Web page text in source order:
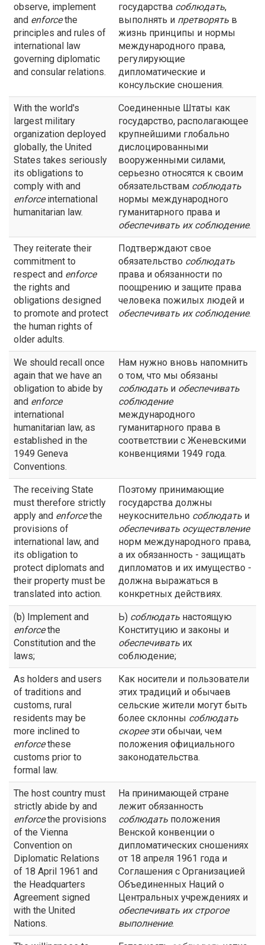
observe, implement
and enforcethe
principles and rules of
international law
governing diplomatic
and consular relations.
государства соблюдать,
выполнять и претворять в
жизнь принципы и нормы
международного права,
регулирующие
дипломатические и
консульские сношения.
With the world's
largest military
organization deployed
globally, the United
States takes seriously
its obligations to
comply with and
enforceinternational
humanitarian law.
Соединенные Штаты как
государство, располагающее
крупнейшими глобально
дислоцированными
вооруженными силами,
серьезно относятся к своим
обязательствам соблюдать
нормы международного
гуманитарного права и
обеспечивать их соблюдение.
They reiterate their
commitment to
respect and enforce
the rights and
obligations designed
to promote and protect
the human rights of
older adults.
Подтверждают свое
обязательство соблюдать
права и обязанности по
поощрению и защите права
человека пожилых людей и
обеспечивать их соблюдение.
We should recall once
again that we have an
obligation to abide by
and enforce
international
humanitarian law, as
established in the
1949 Geneva
Conventions.
Нам нужно вновь напомнить
о том, что мы обязаны
соблюдать и обеспечивать
соблюдение
международного
гуманитарного права в
соответствии с Женевскими
конвенциями 1949 года.
The receiving State
must therefore strictly
apply and enforcethe
provisions of
international law, and
its obligation to
protect diplomats and
their property must be
translated into action.
Поэтому принимающие
государства должны
неукоснительно соблюдать и
обеспечивать осуществление
норм международного права,
а их обязанность - защищать
дипломатов и их имущество -
должна выражаться в
конкретных действиях.
(b) Implement and
enforcethe
Constitution and the
laws;
Ь) соблюдать настоящую
Конституцию и законы и
обеспечивать их
соблюдение;
As holders and users
of traditions and
customs, rural
residents may be
more inclined to
enforcethese
customs prior to
formal law.
Как носители и пользователи
этих традиций и обычаев
сельские жители могут быть
более склонны соблюдать
скорееэти обычаи, чем
положения официального
законодательства.
The host country must
strictly abide by and
enforcethe provisions
of the Vienna
Convention on
Diplomatic Relations
of 18 April 1961 and
the Headquarters
Agreement signed
with the United
Nations.
На принимающей стране
лежит обязанность
соблюдать положения
Венской конвенции о
дипломатических сношениях
от 18 апреля 1961 года и
Соглашения с Организацией
Объединенных Наций о
Центральных учреждениях и
обеспечивать их строгое
выполнение.